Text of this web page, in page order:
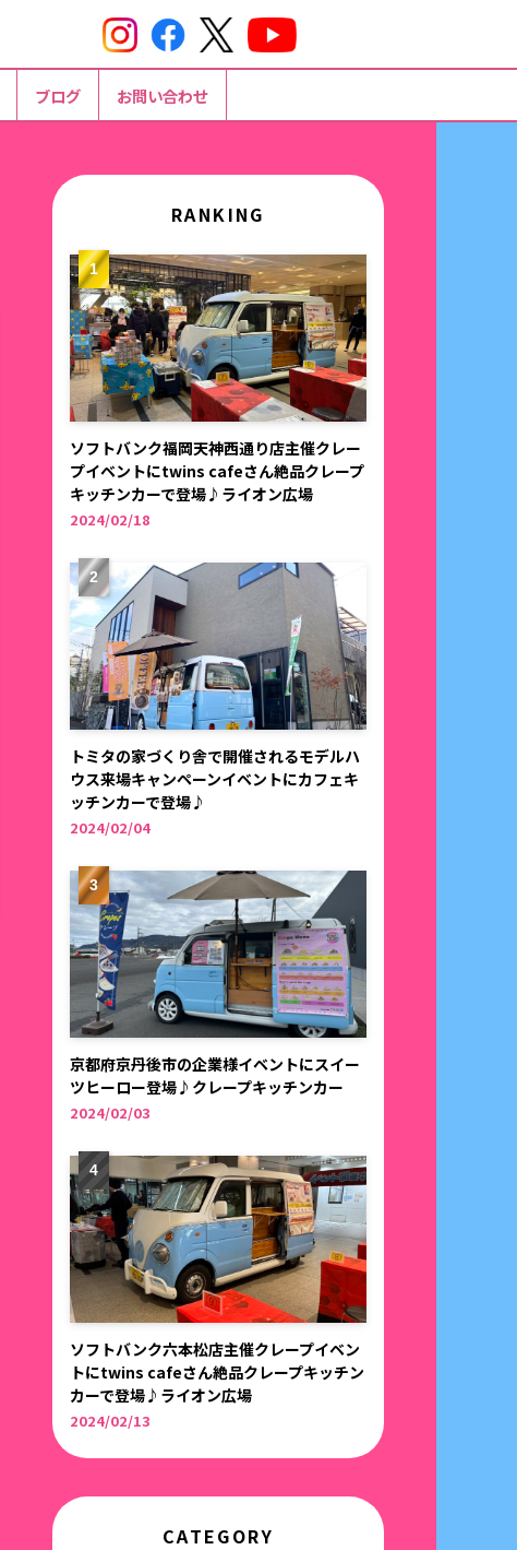
RANKING
ソフトバンク福岡天神西通り店主催クレー
プイベントにtwins cafeさん絶品クレープ
キッチンカーで登場♪ライオン広場
2024/02/18
トミタの家づくり舎で開催されるモデルハ
ウス来場キャンペーンイベントにカフェキ
ッチンカーで登場♪
2024/02/04
京都府京丹後市の企業様イベントにスイー
ツヒーロー登場♪クレープキッチンカー
2024/02/03
ソフトバンク六本松店主催クレープイベン
トにtwins cafeさん絶品クレープキッチン
カーで登場♪ライオン広場
2024/02/13
CATEGORY
ブログ お問い合わせ